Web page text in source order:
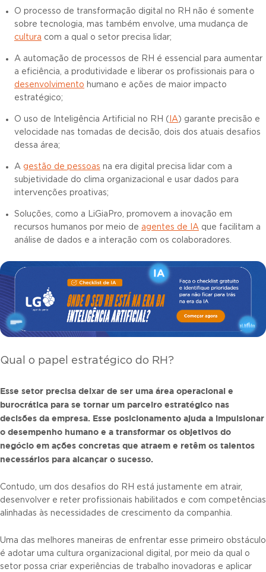
O processo de transformação digital no RH não é somente
sobre tecnologia, mas também envolve, uma mudança de
cultura com a qual o setor precisa lidar;
A automação de processos de RH é essencial para aumentar
a eficiência, a produtividade e liberar os profissionais para o
desenvolvimento humano e ações de maior impacto
estratégico;
O uso de Inteligência Artificial no RH ( IA) garante precisão e
velocidade nas tomadas de decisão, dois dos atuais desafios
dessa área;
A gestão de pessoas na era digital precisa lidar com a
subjetividade do clima organizacional e usar dados para
intervenções proativas;
Soluções, como a LiGiaPro, promovem a inovação em
recursos humanos por meio de agentes de IA que facilitam a
análise de dados e a interação com os colaboradores.
Qual o papel estratégico do RH?
Esse setor precisa deixar de ser uma área operacional e
burocrática para se tornar um parceiro estratégico nas
decisões da empresa. Esse posicionamento ajuda a impulsionar
o desempenho humano e a transformar os objetivos do
negócio em ações concretas que atraem e retêm os talentos
necessários para alcançar o sucesso.
Contudo, um dos desafios do RH está justamente em atrair,
desenvolver e reter profissionais habilitados e com competências
alinhadas às necessidades de crescimento da companhia.
Uma das melhores maneiras de enfrentar esse primeiro obstáculo
é adotar uma cultura organizacional digital, por meio da qual o
setor possa criar experiências de trabalho inovadoras e aplicar